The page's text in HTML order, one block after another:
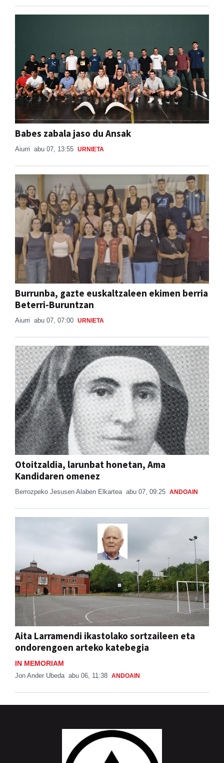
Babes zabala jaso du Ansak
Aiurri abu 07, 13:55 URNIETA
Burrunba, gazte euskaltzaleen ekimen berria
Beterri-Buruntzan
Aiurri abu 07, 07:00 URNIETA
Otoitzaldia, larunbat honetan, Ama
Kandidaren omenez
Berrozpeko Jesusen Alaben Elkartea abu 07, 09:25 ANDOAIN
Aita Larramendi ikastolako sortzaileen eta
ondorengoen arteko katebegia
IN MEMORIAM
Jon Ander Ubeda abu 06, 11:38 ANDOAIN